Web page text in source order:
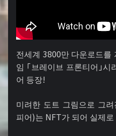
전세계 3800만 다운로드를
임 「브레이브 프론티어」
어 등장!
미려한 도트 그림으로 그
피어)는 NFT가 되어 실제로